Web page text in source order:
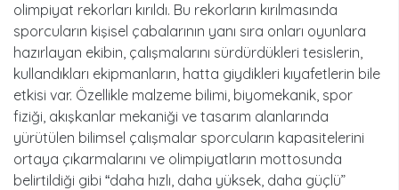
olimpiyat rekorları kırıldı. Bu rekorların kırılmasında
sporcuların kişisel çabalarının yanı sıra onları oyunlara
hazırlayan ekibin, çalışmalarını sürdürdükleri tesislerin,
kullandıkları ekipmanların, hatta giydikleri kıyafetlerin bile
etkisi var. Özellikle malzeme bilimi, biyomekanik, spor
fiziği, akışkanlar mekaniği ve tasarım alanlarında
yürütülen bilimsel çalışmalar sporcuların kapasitelerini
ortaya çıkarmalarını ve olimpiyatların mottosunda
belirtildiği gibi “daha hızlı, daha yüksek, daha güçlü”